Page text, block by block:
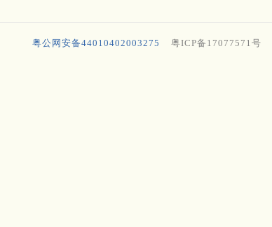
粤公网安备44010402003275 粤ICP备17077571号